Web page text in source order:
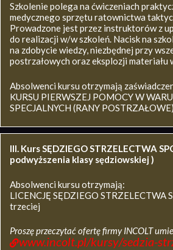
Szkolenie polega na ćwiczeniach
medycznego sprzętu ratownictwa
Prowadzone jest przez instruktorów z
do realizacji w/w szkoleń. Nacisk na
na zdobycie wiedzy, niezbędnej przy
postrzałowych oraz eksplozji materiału
Absolwenci kursu otrzymają
KURSU PIERWSZEJ POMOCY W
SPECJALNYCH (RANY
III. Kurs SĘDZIEGO STRZELECTWA
podwyższenia klasy sędziowskiej )
Absolwenci kursu otrzymają:
LICENCJĘ SĘDZIEGO STRZELECTWA
trzeciej
Proszę przeczytać ofertę firmy INCOLT
www.incolt.pl/kursy/sedzia-